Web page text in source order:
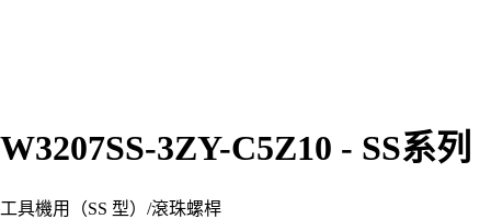
W3207SS-3ZY-C5Z10 - SS系列
工具機用（SS 型） /滾珠螺桿